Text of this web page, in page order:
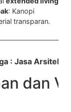
: Kanopi
transparan.
: Jasa Arsitek
dan